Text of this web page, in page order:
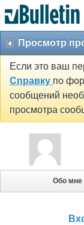
Просмотр
Если это ваш
Справку по
сообщений
просмотра
Обо мне